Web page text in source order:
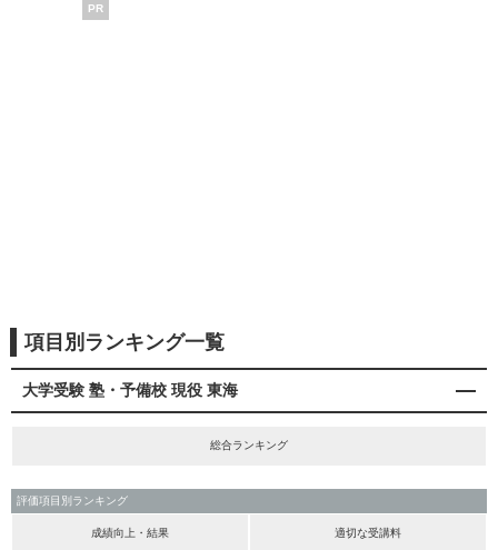
PR
項目別ランキング一覧
大学受験 塾・予備校 現役 東海
総合ランキング
評価項目別ランキング
成績向上・結果 適切な受講料